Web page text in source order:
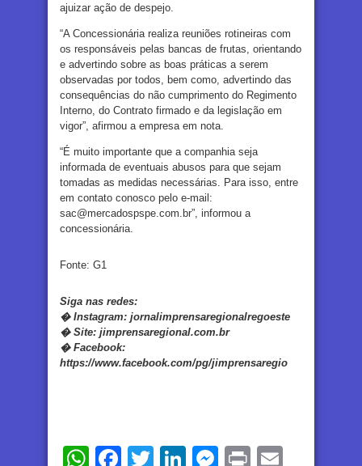
ajuizar ação de despejo.
“A Concessionária realiza reuniões rotineiras com
os responsáveis pelas bancas de frutas, orientando
e advertindo sobre as boas práticas a serem
observadas por todos, bem como, advertindo das
consequências do não cumprimento do Regimento
Interno, do Contrato firmado e da legislação em
vigor”, afirmou a empresa em nota.
“É muito importante que a companhia seja
informada de eventuais abusos para que sejam
tomadas as medidas necessárias. Para isso, entre
em contato conosco pelo e-mail:
sac@mercadospspe.com.br”, informou a
concessionária.
Fonte: G1
Siga nas redes:
�Instagram: jornalimprensaregionalregoeste
�Site: jimprensaregional.com.br
�Facebook:
https://www.facebook.com/pg/jimprensaregio
WhatsApp
Facebook
TwitterLinkedIn
Messenger
Print